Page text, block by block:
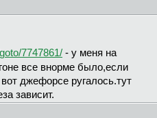
7747861/ - у меня на
все внорме было,если
джефорсе ругалось.тут
зависит.